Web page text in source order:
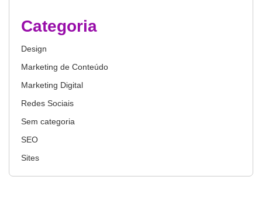
Categoria
Design
Marketing de Conteúdo
Marketing Digital
Redes Sociais
Sem categoria
SEO
Sites